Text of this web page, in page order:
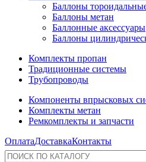
Баллоны
Баллоны метан
Баллонные аксессуары
Баллоны
Комплекты пропан
Традиционные системы
Трубопроводы
Компоненты впрысковых
Комплекты метан
Ремкомплекты и запчасти
ОплатаДоставкаКонтакты